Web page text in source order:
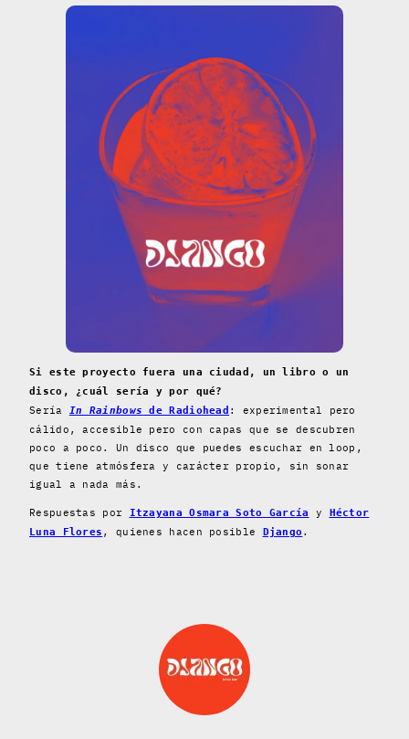
Si este proyecto fuera una ciudad, un libro o un
disco, ¿cuál sería y por qué?
Sería In Rainbows de Radiohead : experimental pero
cálido, accesible pero con capas que se descubren
poco a poco. Un disco que puedes escuchar en loop,
que tiene atmósfera y carácter propio, sin sonar
igual a nada más.
Respuestas por Itzayana Osmara Soto García y Héctor
Luna Flores , quienes hacen posible Django .